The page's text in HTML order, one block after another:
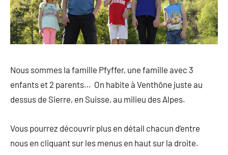
Nous sommes la famille Pfyffer, une famille avec 3
enfants et 2 parents… On habite à Venthône juste au
dessus de Sierre, en Suisse, au milieu des Alpes.
Vous pourrez découvrir plus en détail chacun d’entre
nous en cliquant sur les menus en haut sur la droite.